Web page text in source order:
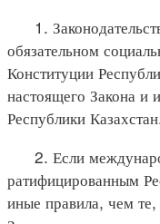
1.
обязательном
Конституции
настоящего Закона и
Республики
2. Если
ратифицированным
иные правила, чем